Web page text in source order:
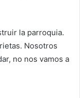
la parroquia.
Nosotros
no nos vamos a